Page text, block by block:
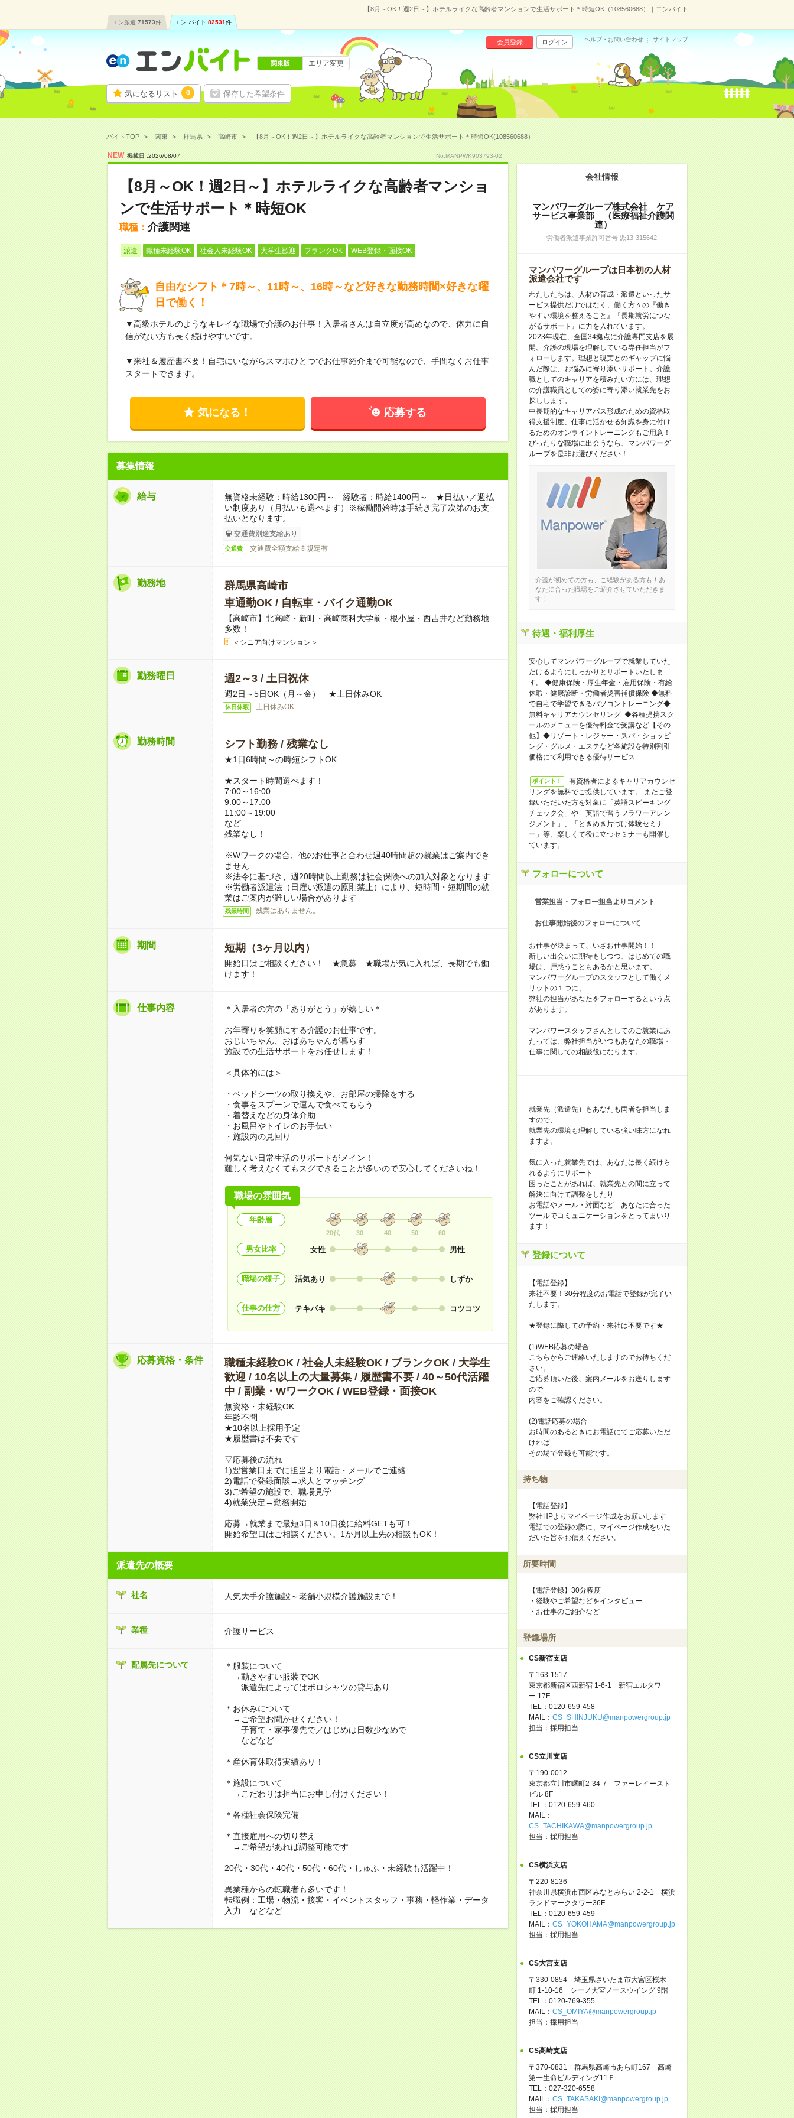
【8月～OK！週2日～】ホテルライクな高齢者マンションで生活サポート＊時短OK（108560688）｜エンバイト
エン派遣 71573件 エン バイト 82531件
気になるリスト 0 保存した希望条件
会員登録 ログイン ヘルプ・お問い合わせ サイトマップ
関東版 エリア変更
バイトTOP 関東 群馬県 高崎市 【8月～OK！週2日～】ホテルライクな高齢者マンションで生活サポート＊時短OK(108560688）
NEW 掲載日 :2026/08/07 No.MANPWK903793-02
【8月～OK！週2日～】ホテルライクな高齢者マンショ
ンで生活サポート＊時短OK
職種： 介護関連
派遣 職種未経験OK 社会人未経験OK 大学生歓迎 ブランクOK WEB登録・面接OK
自由なシフト＊7時～、11時～、16時～など好きな勤務時間×好きな曜
日で働く！
▼高級ホテルのようなキレイな職場で介護のお仕事！入居者さんは自立度が高めなので、体力に自
信がない方も長く続けやすいです。
▼来社＆履歴書不要！自宅にいながらスマホひとつでお仕事紹介まで可能なので、手間なくお仕事
スタートできます。
気になる！ 応募する
募集情報
給与
無資格未経験：時給1300円～ 経験者：時給1400円～ ★日払い／週払
い制度あり（月払いも選べます）※稼働開始時は手続き完了次第のお支
払いとなります。
交通費別途支給あり
交通費 交通費全額支給※規定有
勤務地
群馬県高崎市
車通勤OK / 自転車・バイク通勤OK
【高崎市】北高崎・新町・高崎商科大学前・根小屋・西吉井など勤務地
多数！
＜シニア向けマンション＞
勤務曜日 週2～3 / 土日祝休
週2日～5日OK（月～金） ★土日休みOK
休日休暇 土日休みOK
勤務時間 シフト勤務 / 残業なし
★1日6時間～の時短シフトOK
★スタート時間選べます！
7:00～16:00
9:00～17:00
11:00～19:00
など
残業なし！
※Wワークの場合、他のお仕事と合わせ週40時間超の就業はご案内でき
ません
※法令に基づき、週20時間以上勤務は社会保険への加入対象となります
※労働者派遣法（日雇い派遣の原則禁止）により、短時間・短期間の就
業はご案内が難しい場合があります
残業時間 残業はありません。
期間 短期（3ヶ月以内）
開始日はご相談ください！ ★急募 ★職場が気に入れば、長期でも働
けます！
仕事内容 ＊入居者の方の「ありがとう」が嬉しい＊
お年寄りを笑顔にする介護のお仕事です。
おじいちゃん、おばあちゃんが暮らす
施設での生活サポートをお任せします！
＜具体的には＞
・ベッドシーツの取り換えや、お部屋の掃除をする
・食事をスプーンで運んで食べてもらう
・着替えなどの身体介助
・お風呂やトイレのお手伝い
・施設内の見回り
何気ない日常生活のサポートがメイン！
難しく考えなくてもスグできることが多いので安心してくださいね！
職場の雰囲気
年齢層
20代 30 40 50 60
男女比率 女性 男性
職場の様子 活気あり しずか
仕事の仕方 テキパキ コツコツ
応募資格・条件
職種未経験OK / 社会人未経験OK / ブランクOK / 大学生
歓迎 / 10名以上の大量募集 / 履歴書不要 / 40～50代活躍
中 / 副業・WワークOK / WEB登録・面接OK
無資格・未経験OK
年齢不問
★10名以上採用予定
★履歴書は不要です
▽応募後の流れ
1)翌営業日までに担当より電話・メールでご連絡
2)電話で登録面談→求人とマッチング
3)ご希望の施設で、職場見学
4)就業決定→勤務開始
応募→就業まで最短3日＆10日後に給料GETも可！
開始希望日はご相談ください。1か月以上先の相談もOK！
派遣先の概要
社名 人気大手介護施設～老舗小規模介護施設まで！
業種 介護サービス
配属先について
＊服装について
→動きやすい服装でOK
派遣先によってはポロシャツの貸与あり
＊お休みについて
→ご希望お聞かせください！
子育て・家事優先で／はじめは日数少なめで
などなど
＊産休育休取得実績あり！
＊施設について
→こだわりは担当にお申し付けください！
＊各種社会保険完備
＊直接雇用への切り替え
→ご希望があれば調整可能です
20代・30代・40代・50代・60代・しゅふ・未経験も活躍中！
異業種からの転職者も多いです！
転職例：工場・物流・接客・イベントスタッフ・事務・軽作業・データ
入力 などなど
会社情報
マンパワーグループ株式会社 ケア
サービス事業部 （医療福祉介護関
連）
労働者派遣事業許可番号:派13-315642
マンパワーグループは日本初の人材
派遣会社です
わたしたちは、人材の育成・派遣といったサ
ービス提供だけではなく、働く方々の『働き
やすい環境を整えること』『長期就労につな
がるサポート』に力を入れています。
2023年現在、全国34拠点に介護専門支店を展
開。介護の現場を理解している専任担当がフ
ォローします。理想と現実とのギャップに悩
んだ際は、お悩みに寄り添いサポート。介護
職としてのキャリアを積みたい方には、理想
の介護職員としての姿に寄り添い就業先をお
探しします。
中長期的なキャリアパス形成のための資格取
得支援制度、仕事に活かせる知識を身に付け
るためのオンライントレーニングもご用意！
ぴったりな職場に出会うなら、マンパワーグ
ループを是非お選びください！
介護が初めての方も、ご経験がある方も！あ
なたに合った職場をご紹介させていただきま
す！
待遇・福利厚生
安心してマンパワーグループで就業していた
だけるようにしっかりとサポートいたしま
す。 ◆健康保険・厚生年金・雇用保険・有給
休暇・健康診断・労働者災害補償保険 ◆無料
で自宅で学習できるパソコントレーニング◆
無料キャリアカウンセリング ◆各種提携スク
ールのメニューを優待料金で受講など【その
他】◆リゾート・レジャー・スパ・ショッピ
ング・グルメ・エステなど各施設を特別割引
価格にて利用できる優待サービス
ポイント！
有資格者によるキャリアカウンセ
リングを無料でご提供しています。 またご登
録いただいた方を対象に「英語スピーキング
チェック会」や「英語で習うフラワーアレン
ジメント」、「ときめき片づけ体験セミナ
ー」等、楽しくて役に立つセミナーも開催し
ています。
フォローについて
営業担当・フォロー担当よりコメント
お仕事開始後のフォローについて
お仕事が決まって、いざお仕事開始！！
新しい出会いに期待もしつつ、はじめての職
場は、戸惑うこともあるかと思います。
マンパワーグループのスタッフとして働くメ
リットの１つに、
弊社の担当があなたをフォローするという点
があります。
マンパワースタッフさんとしてのご就業にあ
たっては、弊社担当がいつもあなたの職場・
仕事に関しての相談役になります。
就業先（派遣先）もあなたも両者を担当しま
すので、
就業先の環境も理解している強い味方になれ
ますよ。
気に入った就業先では、あなたは長く続けら
れるようにサポート
困ったことがあれば、就業先との間に立って
解決に向けて調整をしたり
お電話やメール・対面など あなたに合った
ツールでコミュニケーションをとってまいり
ます！
登録について
【電話登録】
来社不要！30分程度のお電話で登録が完了い
たします。
★登録に際しての予約・来社は不要です★
(1)WEB応募の場合
こちらからご連絡いたしますのでお待ちくだ
さい。
ご応募頂いた後、案内メールをお送りします
ので
内容をご確認ください。
(2)電話応募の場合
お時間のあるときにお電話にてご応募いただ
ければ
その場で登録も可能です。
持ち物
【電話登録】
弊社HPよりマイページ作成をお願いします
電話での登録の際に、マイページ作成をいた
だいた旨をお伝えください。
所要時間
【電話登録】30分程度
・経験やご希望などをインタビュー
・お仕事のご紹介など
登録場所
CS新宿支店
〒163-1517
東京都新宿区西新宿 1-6-1 新宿エルタワ
ー 17F
TEL：0120-659-458
MAIL： CS_SHINJUKU@manpowergroup.jp
担当：採用担当
CS立川支店
〒190-0012
東京都立川市曙町2-34-7 ファーレイースト
ビル 8F
TEL：0120-659-460
MAIL：
CS_TACHIKAWA@manpowergroup.jp
担当：採用担当
CS横浜支店
〒220-8136
神奈川県横浜市西区みなとみらい 2-2-1 横浜
ランドマークタワー36F
TEL：0120-659-459
MAIL： CS_YOKOHAMA@manpowergroup.jp
担当：採用担当
CS大宮支店
〒330-0854 埼玉県さいたま市大宮区桜木
町 1-10-16 シーノ大宮ノースウイング 9階
TEL：0120-769-355
MAIL： CS_OMIYA@manpowergroup.jp
担当：採用担当
CS高崎支店
〒370-0831 群馬県高崎市あら町167 高崎
第一生命ビルディング11Ｆ
TEL：027-320-6558
MAIL： CS_TAKASAKI@manpowergroup.jp
担当：採用担当